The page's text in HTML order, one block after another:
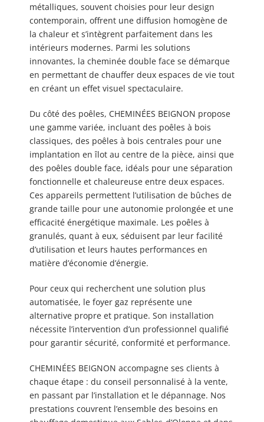
métalliques, souvent choisies pour leur design
contemporain, offrent une diffusion homogène de
la chaleur et s’intègrent parfaitement dans les
intérieurs modernes. Parmi les solutions
innovantes, la cheminée double face se démarque
en permettant de chauffer deux espaces de vie tout
en créant un effet visuel spectaculaire.
Du côté des poêles, CHEMINÉES BEIGNON propose
une gamme variée, incluant des poêles à bois
classiques, des poêles à bois centrales pour une
implantation en îlot au centre de la pièce, ainsi que
des poêles double face, idéals pour une séparation
fonctionnelle et chaleureuse entre deux espaces.
Ces appareils permettent l’utilisation de bûches de
grande taille pour une autonomie prolongée et une
efficacité énergétique maximale. Les poêles à
granulés, quant à eux, séduisent par leur facilité
d’utilisation et leurs hautes performances en
matière d’économie d’énergie.
Pour ceux qui recherchent une solution plus
automatisée, le foyer gaz représente une
alternative propre et pratique. Son installation
nécessite l’intervention d’un professionnel qualifié
pour garantir sécurité, conformité et performance.
CHEMINÉES BEIGNON accompagne ses clients à
chaque étape : du conseil personnalisé à la vente,
en passant par l’installation et le dépannage. Nos
prestations couvrent l’ensemble des besoins en